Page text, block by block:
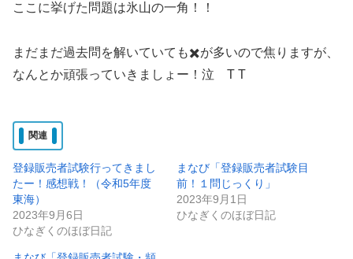
ここに挙げた問題は氷山の一角！！
まだまだ過去問を解いていても✖️が多いので焦りますが、
なんとか頑張っていきましょー！泣 T T
関連
登録販売者試験行ってきまし
たー！感想戦！（令和5年度
東海）
2023年9月6日
ひなぎくのほぼ日記
まなび「登録販売者試験目
前！１問じっくり」
2023年9月1日
ひなぎくのほぼ日記